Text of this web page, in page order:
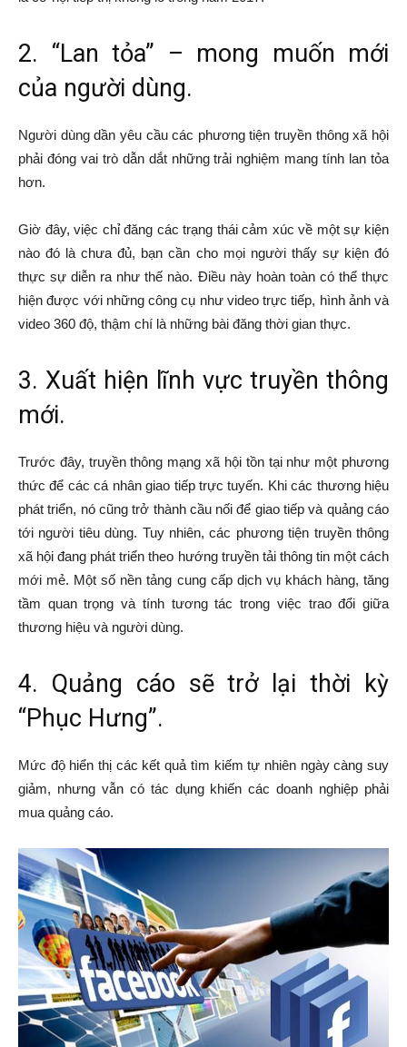
2. “Lan tỏa” – mong muốn mới
của người dùng.
Người dùng dần yêu cầu các phương tiện truyền thông xã hội
phải đóng vai trò dẫn dắt những trải nghiệm mang tính lan tỏa
hơn.
Giờ đây, việc chỉ đăng các trạng thái cảm xúc về một sự kiện
nào đó là chưa đủ, bạn cần cho mọi người thấy sự kiện đó
thực sự diễn ra như thế nào. Điều này hoàn toàn có thể thực
hiện được với những công cụ như video trực tiếp, hình ảnh và
video 360 độ, thậm chí là những bài đăng thời gian thực.
3. Xuất hiện lĩnh vực truyền thông
mới.
Trước đây, truyền thông mạng xã hội tồn tại như một phương
thức để các cá nhân giao tiếp trực tuyến. Khi các thương hiệu
phát triển, nó cũng trở thành cầu nối để giao tiếp và quảng cáo
tới người tiêu dùng. Tuy nhiên, các phương tiện truyền thông
xã hội đang phát triển theo hướng truyền tải thông tin một cách
mới mẻ. Một số nền tảng cung cấp dịch vụ khách hàng, tăng
tầm quan trọng và tính tương tác trong việc trao đổi giữa
thương hiệu và người dùng.
4. Quảng cáo sẽ trở lại thời kỳ
“Phục Hưng”.
Mức độ hiển thị các kết quả tìm kiếm tự nhiên ngày càng suy
giảm, nhưng vẫn có tác dụng khiến các doanh nghiệp phải
mua quảng cáo.